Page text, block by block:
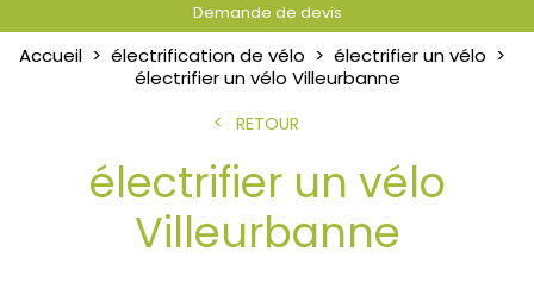
Demande de devis
Accueil électrification de vélo
électrifier un vélo
électrifier un vélo Villeurbanne
RETOUR
électrifier un vélo
Villeurbanne